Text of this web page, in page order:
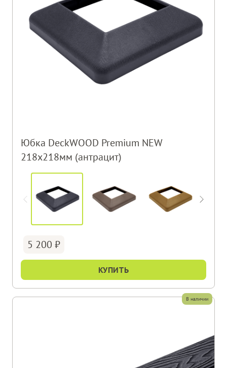
Юбка DeckWOOD Premium NEW
218х218мм (антрацит)
5 200
КУПИТЬ
В наличии